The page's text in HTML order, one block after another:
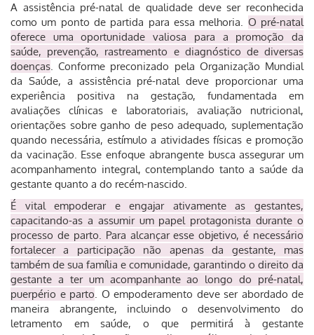
A assistência pré-natal de qualidade deve ser reconhecida
como um ponto de partida para essa melhoria. O pré-natal
oferece uma oportunidade valiosa para a promoção da
saúde, prevenção, rastreamento e diagnóstico de diversas
doenças. Conforme preconizado pela Organização Mundial
da Saúde, a assistência pré-natal deve proporcionar uma
experiência positiva na gestação, fundamentada em
avaliações clínicas e laboratoriais, avaliação nutricional,
orientações sobre ganho de peso adequado, suplementação
quando necessária, estímulo a atividades físicas e promoção
da vacinação. Esse enfoque abrangente busca assegurar um
acompanhamento integral, contemplando tanto a saúde da
gestante quanto a do recém-nascido.
É vital empoderar e engajar ativamente as gestantes,
capacitando-as a assumir um papel protagonista durante o
processo de parto. Para alcançar esse objetivo, é necessário
fortalecer a participação não apenas da gestante, mas
também de sua família e comunidade, garantindo o direito da
gestante a ter um acompanhante ao longo do pré-natal,
puerpério e parto. O empoderamento deve ser abordado de
maneira abrangente, incluindo o desenvolvimento do
letramento em saúde, o que permitirá à gestante